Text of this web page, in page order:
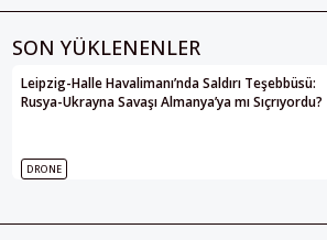
SON YÜKLENENLER
Leipzig-Halle Havalimanı’nda Saldırı Teşebbüsü:
Rusya-Ukrayna Savaşı Almanya’ya mı Sıçrıyordu?
DRONE